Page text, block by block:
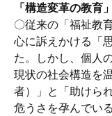
「構造変革の教育
〇従来の「福祉教
心に訴えかける「
た。しかし、個人
現状の社会構造を
者）」と「助けら
危うさを孕んでいる